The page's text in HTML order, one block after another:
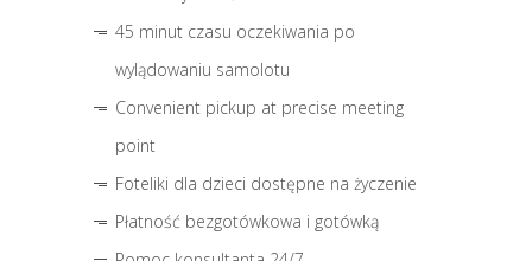
45 minut czasu oczekiwania po
wylądowaniu samolotu
Convenient pickup at precise meeting
point
Foteliki dla dzieci dostępne na życzenie
Płatność bezgotówkowa i gotówką